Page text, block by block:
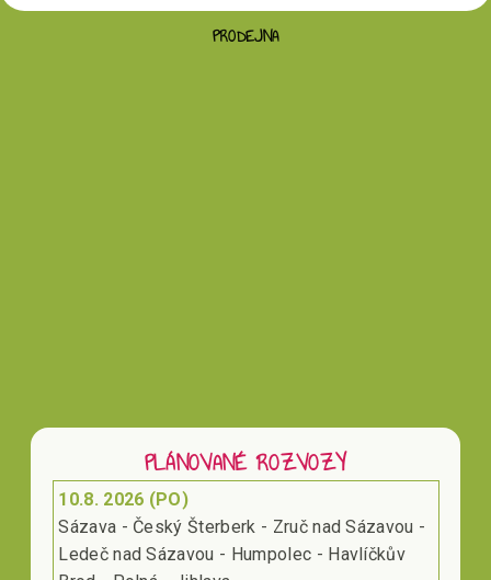
PRODEJNA
PLÁNOVANÉ ROZVOZY
10.8. 2026 (PO)
Sázava - Český Šterberk - Zruč nad Sázavou -
Ledeč nad Sázavou - Humpolec - Havlíčkův